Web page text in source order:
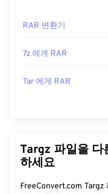
RAR 변환기
7z 에게 RAR
Tar 에게 RAR
Targz 파일을 다
하세요
FreeConvert.com Targz 파일을 다음과 같은 다른 형